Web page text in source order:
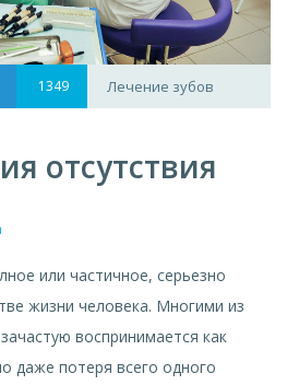
1349 Лечение зубов
отсутствия
или частичное, серьезно
жизни человека. Многими из
воспринимается как
даже потеря всего одного